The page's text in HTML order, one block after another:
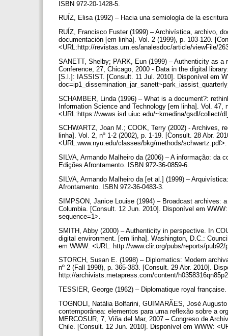
ISBN 972-20-1428-5.
RUÍZ, Elisa (1992) – Hacia una semiología de la
RUÍZ, Francisco Fuster (1999) – Archivística, archivo,
documentación [em linha]. Vol. 2 (1999), p. 103-120.
<URL:http://revistas.um.es/analesdoc/article/viewFile/
SANETT, Shelby; PARK, Eun (1999) – Authenticity as
Conference, 27, Chicago, 2000 - Data in the digital
[S.l.]: IASSIST. [Consult. 11 Jul. 2010]. Disponível em
SCHAMBER, Linda (1996) – What is a document?:
Information Science and Technology [em linha]. Vol.
<URL:https://wwws.isrl.uiuc.edu/~kmedina/gsdl/collect/
SCHWARTZ, Joan M.; COOK, Terry (2002) - Archives,
linha]. Vol. 2, nº 1-2 (2002), p. 1-19. [Consult. 28 Abr.
<URL:www.nyu.edu/classes/bkg/methods/
SILVA, Armando Malheiro da (2006) – A informação: da
Edições Afrontamento. ISBN 972-36-0859-6.
SILVA, Armando Malheiro da [et al.] (1999) –
Afrontamento. ISBN 972-36-0483-3.
SIMPSON, Janice Louise (1994) – Broadcast archives:
Columbia. [Consult. 12 Jun. 2010]. Disponível em
sequence=1>.
SMITH, Abby (2000) – Authenticity in perspective. In
digital environment. [em linha]. Washington, D.C.:
em WWW: <URL: http://www.clir.org/pubs/reports/
STORCH, Susan E. (1998) – Diplomatics: Modern
nº 2 (Fall 1998), p. 365-383. [Consult. 29 Abr. 2010].
http://archivists.metapress.com/content/
TESSIER, George (1962) – Diplomatique royal
TOGNOLI, Natália Bolfarini, GUIMARÃES, José
contemporânea: elementos para uma reflexão sobre a
MERCOSUR, 7, Viña del Mar, 2007 – Congreso de
Chile. [Consult. 12 Jun. 2010]. Disponível em WWW: